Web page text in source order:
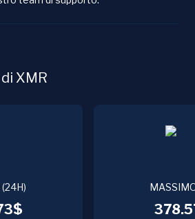
XMR